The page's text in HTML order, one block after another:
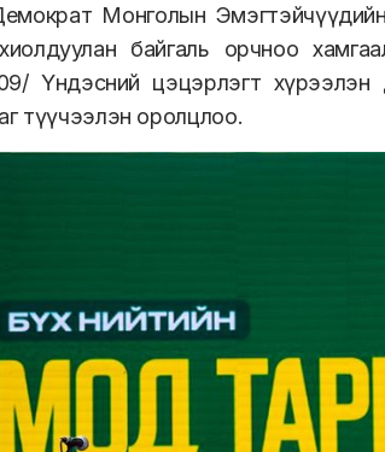
Монголын
байгаль орчноо
Үндэсний цэцэрлэгт
түүчээлэн оролцлоо.